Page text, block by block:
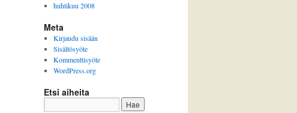
huhtikuu 2008
Meta
Kirjaudu sisään
Sisältösyöte
Kommenttisyöte
WordPress.org
Etsi aiheita